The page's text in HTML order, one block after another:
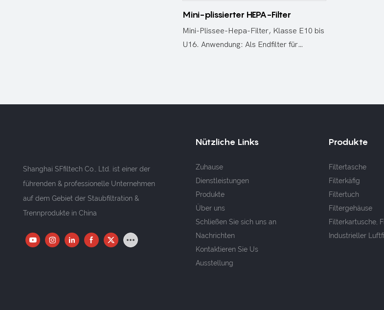
Mini-plissierter HEPA-Filter
Mini-Plissee-Hepa-Filter, Klasse E10 bis
U16. Anwendung: Als Endfilter für
Shanghai SFfiltech Co., Ltd. ist einer der
führenden & professionelle Unternehmen
auf dem Gebiet der Staubfiltration &
Trennprodukte in China
Nützliche Links
Zuhause
Dienstleistungen
Produkte
Über uns
Schließen Sie sich uns an
Nachrichten
Kontaktieren Sie Us
Ausstellung
Produkte
Filtertasche
Filterkäfig
Filtertuch
Filtergehäuse
Filterkartusche,
Industrieller